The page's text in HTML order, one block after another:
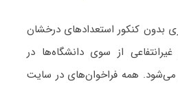
بدون کنکور استعدادهای درخشان
از سوی دانشگاه‌ها در
همه فراخوان‌های در سایت